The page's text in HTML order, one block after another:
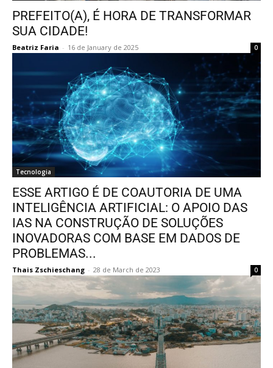
PREFEITO(A), É HORA DE TRANSFORMAR
SUA CIDADE!
Beatriz Faria - 16 de January de 2025 0
Tecnologia
ESSE ARTIGO É DE COAUTORIA DE UMA
INTELIGÊNCIA ARTIFICIAL: O APOIO DAS
IAS NA CONSTRUÇÃO DE SOLUÇÕES
INOVADORAS COM BASE EM DADOS DE
PROBLEMAS...
Thais Zschieschang - 28 de March de 2023 0